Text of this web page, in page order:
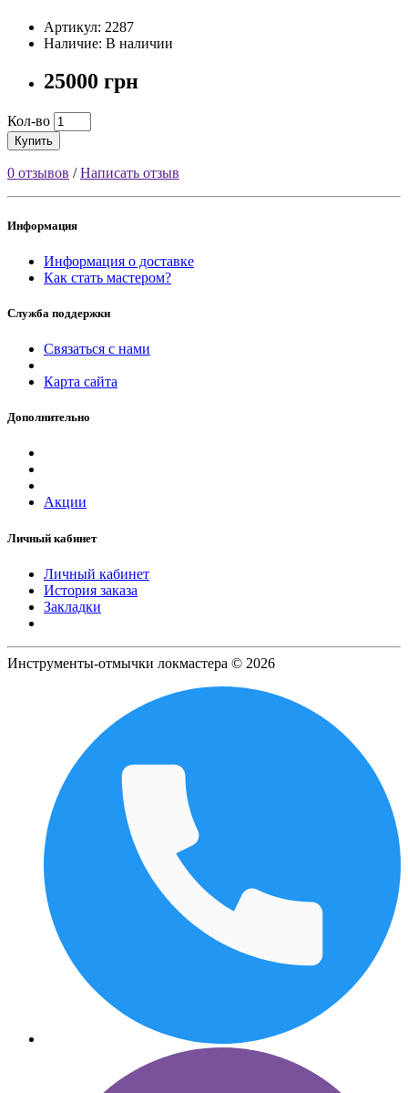
Артикул: 2287
Наличие: В наличии
25000 грн
Кол-во
Купить
0 отзывов /Написать отзыв
Информация
Информация о доставке
Как стать мастером?
Служба поддержки
Связаться с нами
Карта сайта
Дополнительно
Акции
Личный кабинет
Личный кабинет
История заказа
Закладки
Инструменты-отмычки локмастера © 2026